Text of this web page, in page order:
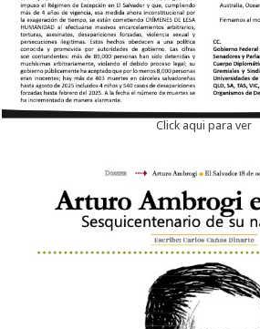
Click aqui para ver